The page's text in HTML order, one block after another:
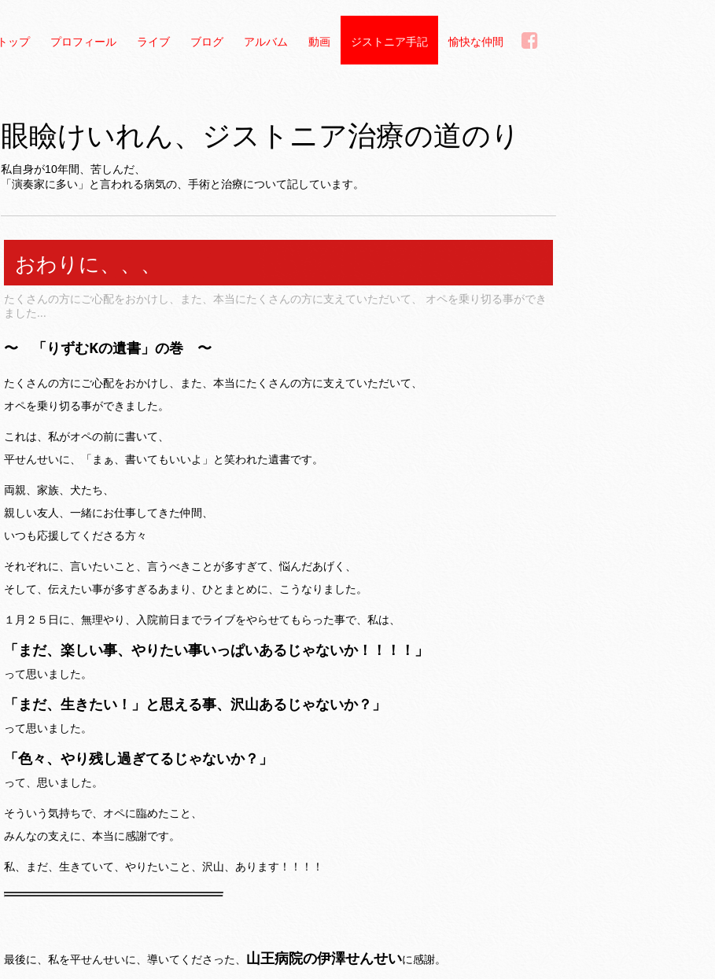
トップ プロフィール ライブ ブログ アルバム 動画 ジストニア手記 愉快な仲間
眼瞼けいれん、ジストニア治療の道のり
私自身が10年間、苦しんだ、
「演奏家に多い」と言われる病気の、手術と治療について記しています。
おわりに、、、
たくさんの方にご心配をおかけし、また、本当にたくさんの方に支えていただいて、 オペを乗り切る事ができ
ました...
〜 「りずむKの遺書」の巻 〜
たくさんの方にご心配をおかけし、また、本当にたくさんの方に支えていただいて、
オペを乗り切る事ができました。
これは、私がオペの前に書いて、
平せんせいに、「まぁ、書いてもいいよ」と笑われた遺書です。
両親、家族、犬たち、
親しい友人、一緒にお仕事してきた仲間、
いつも応援してくださる方々
それぞれに、言いたいこと、言うべきことが多すぎて、悩んだあげく、
そして、伝えたい事が多すぎるあまり、ひとまとめに、こうなりました。
１月２５日に、無理やり、入院前日までライブをやらせてもらった事で、私は、
「まだ、楽しい事、やりたい事いっぱいあるじゃないか！！！！」
って思いました。
「まだ、生きたい！」と思える事、沢山あるじゃないか？」
って思いました。
「色々、やり残し過ぎてるじゃないか？」
って、思いました。
そういう気持ちで、オペに臨めたこと、
みんなの支えに、本当に感謝です。
私、まだ、生きていて、やりたいこと、沢山、あります！！！！
最後に、私を平せんせいに、導いてくださった、 山王病院の伊澤せんせいに感謝。